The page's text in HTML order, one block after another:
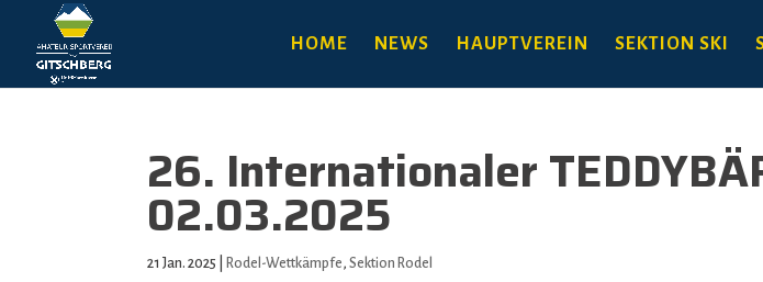
HOME NEWS HAUPTVEREIN SEKTION SKI
26. Internationaler
02.03.2025
21 Jan. 2025 Rodel-Wettkämpfe,Sektion Rodel